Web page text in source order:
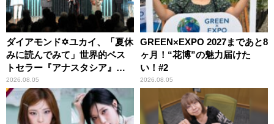
ダイアモンド✡ユカイ、「夏休
みに読んでみて」世界的ベス
トセラー『アナスタシア』を
紹介
2026.08.05
GREEN×EXPO 2027まであと8
ヶ月！“花博”の魅力届けた
い！#2
2026.08.05